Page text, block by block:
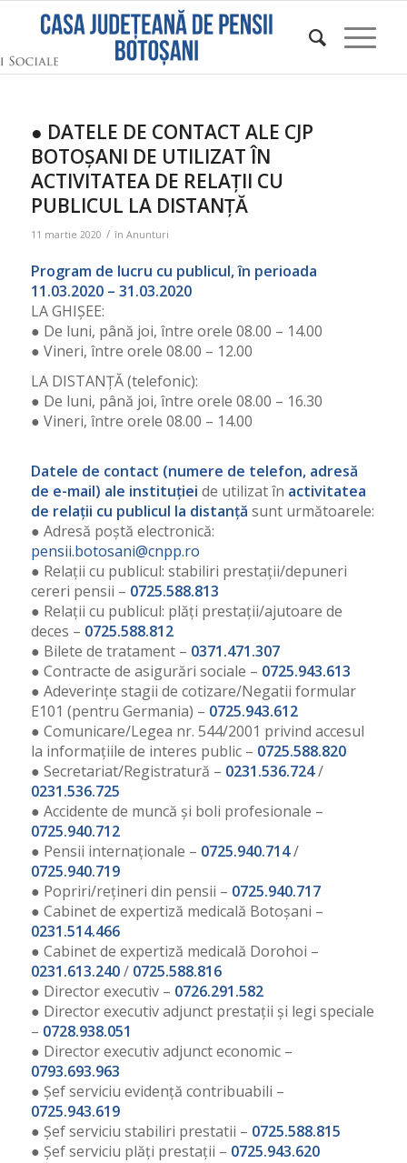
● DATELE DE CONTACT ALE CJP
BOTOȘANI DE UTILIZAT ÎN
ACTIVITATEA DE RELAȚII CU
PUBLICUL LA DISTANȚĂ
11 martie 2020 / în Anunturi
Program de lucru cu publicul, în perioada
11.03.2020 – 31.03.2020
LA GHIȘEE:
● De luni, până joi, între orele 08.00 – 14.00
● Vineri, între orele 08.00 – 12.00
LA DISTANȚĂ (telefonic):
● De luni, până joi, între orele 08.00 – 16.30
● Vineri, între orele 08.00 – 14.00
Datele de contact (numere de telefon, adresă
de e-mail) ale instituției de utilizat în activitatea
de relații cu publicul la distanță sunt următoarele:
● Adresă poștă electronică:
pensii.botosani@cnpp.ro
● Relații cu publicul: stabiliri prestații/depuneri
cereri pensii – 0725.588.813
● Relații cu publicul: plăți prestații/ajutoare de
deces – 0725.588.812
● Bilete de tratament – 0371.471.307
● Contracte de asigurări sociale – 0725.943.613
● Adeverințe stagii de cotizare/Negatii formular
E101 (pentru Germania) – 0725.943.612
● Comunicare/Legea nr. 544/2001 privind accesul
la informațiile de interes public – 0725.588.820
● Secretariat/Registratură – 0231.536.724/
0231.536.725
● Accidente de muncă și boli profesionale –
0725.940.712
● Pensii internaționale – 0725.940.714/
0725.940.719
● Popriri/rețineri din pensii – 0725.940.717
● Cabinet de expertiză medicală Botoșani –
0231.514.466
● Cabinet de expertiză medicală Dorohoi –
0231.613.240/ 0725.588.816
● Director executiv – 0726.291.582
● Director executiv adjunct prestații și legi speciale
– 0728.938.051
● Director executiv adjunct economic –
0793.693.963
● Șef serviciu evidență contribuabili –
0725.943.619
● Șef serviciu stabiliri prestatii – 0725.588.815
● Șef serviciu plăți prestații – 0725.943.620